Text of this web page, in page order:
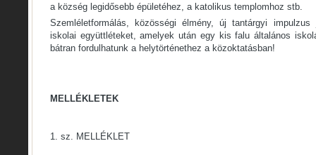
a község legidősebb épületéhez, a katolikus templomhoz stb.
Szemléletformálás, közösségi élmény, új tantárgyi
iskolai együttléteket, amelyek után egy kis falu általános
bátran fordulhatunk a helytörténethez a közoktatásban!
MELLÉKLETEK
1. sz. MELLÉKLET